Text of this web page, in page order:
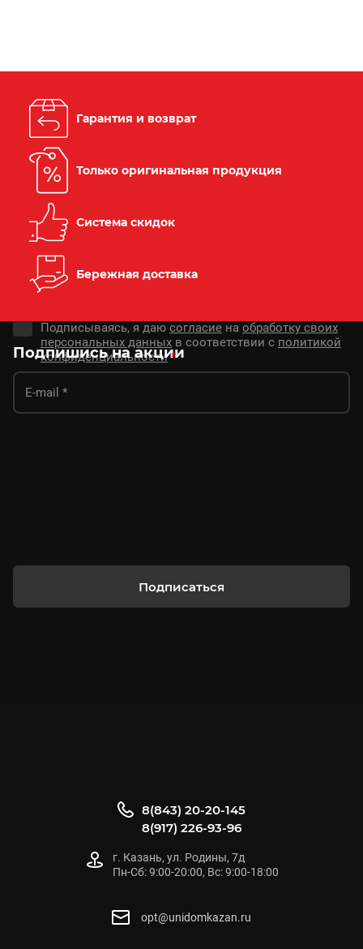
Гарантия и возврат
Только оригинальная продукция
Система скидок
Бережная доставка
Подпишись на акции
Подписываясь, я даю согласие на обработку своих
персональных данных в соответствии с политикой
конфиденциальности *
Подписаться
8(843) 20-20-145
8(917) 226-93-96
г. Казань, ул. Родины, 7д
Пн-Сб: 9:00-20:00, Вс: 9:00-18:00
opt@unidomkazan.ru